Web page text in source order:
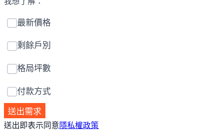
最新價格
剩餘戶別
格局坪數
付款方式
送出需求
送出即表示同意隱私權政策